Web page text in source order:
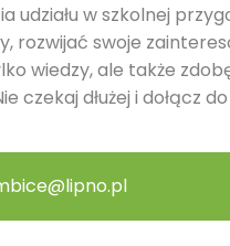
udziału w szkolnej
rozwijać swoje
wiedzy, ale także
czekaj dłużej i dołącz